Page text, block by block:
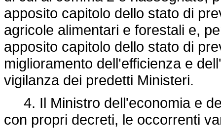
apposito capitolo dello stato di
agricole alimentari e forestali e,
apposito capitolo dello stato di
miglioramento dell'efficienza e
vigilanza dei predetti Ministeri.
4. Il Ministro dell'economia e
con propri decreti, le occorrenti